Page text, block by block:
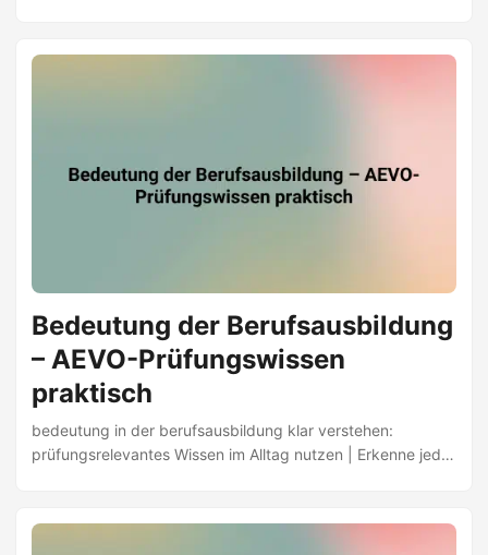
Bedeutung der Berufsausbildung
– AEVO-Prüfungswissen
praktisch
bedeutung in der berufsausbildung klar verstehen:
prüfungsrelevantes Wissen im Alltag nutzen | Erkenne jede